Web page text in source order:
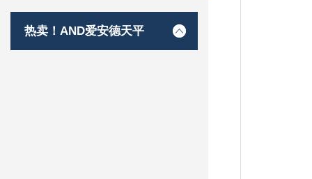
热卖！AND爱安德天平